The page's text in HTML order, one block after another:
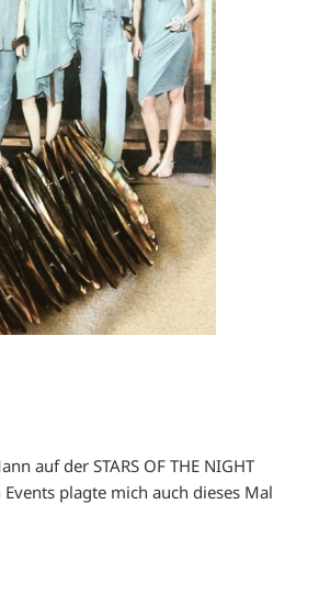
auf der STARS OF THE NIGHT
plagte mich auch dieses Mal